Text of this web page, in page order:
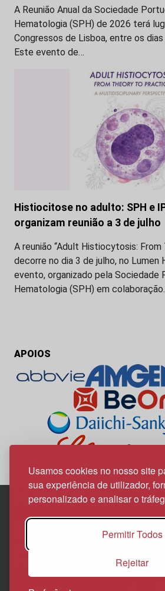
Usamos cookies no nosso site
sua experiência de utilizador,
personalizado e analisar o
Permitir Todos
Rejeitar
A Reunião Anual da Sociedade
Hematologia (SPH) de 2026 terá
Congressos de Lisboa, entre os
Este evento de…
Histiocitose no adulto: SPH e
organizam reunião a 3 de julho
A reunião “Adult Histiocytosis:
decorre no dia 3 de julho, no Lumen
evento, organizado pela Sociedade
Hematologia (SPH) em
APOIOS
Edif. Lisboa Oriente | Av. Infante D.
1800-282 Lisboa | Portugal